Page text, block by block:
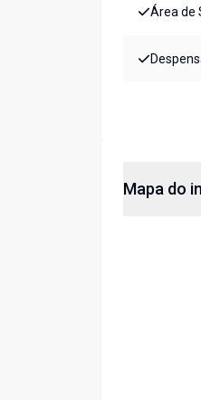
Área de
Mapa do